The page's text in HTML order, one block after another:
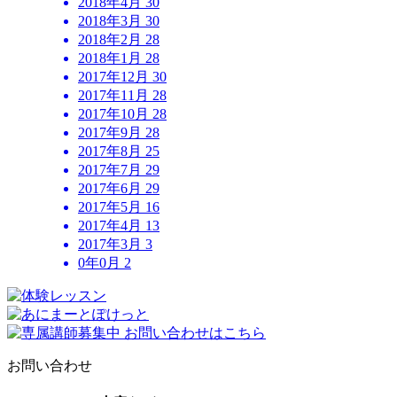
2018年3月 30
2018年2月 28
2018年1月 28
2017年12月 30
2017年11月 28
2017年10月 28
2017年9月 28
2017年8月 25
2017年7月 29
2017年6月 29
2017年5月 16
2017年4月 13
2017年3月 3
0年0月 2
お問い合わせ